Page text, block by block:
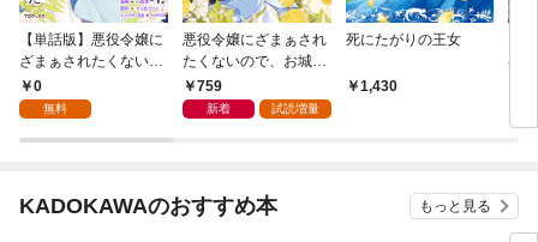
【単話版】悪役令嬢に
ざまぁされたくないの
で、お城勤めの高給取
りを目指すはずでした
0
無料
悪役令嬢にざまぁされ
たくないので、お城勤
めの高給取りを目指す
はずでした@COMIC
759
新着 試読増量
死にたがりの王女
1,430
ば
～
KADOKAWAのおすすめ本 もっと見る